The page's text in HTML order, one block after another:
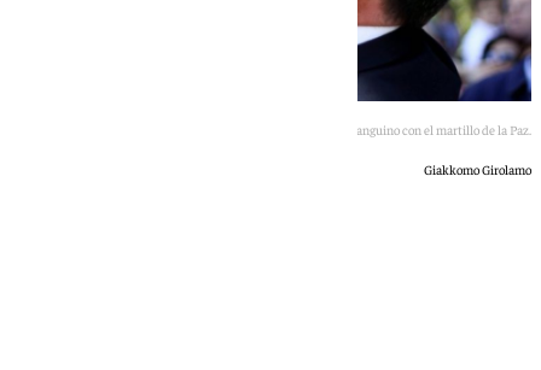
Una imagen de archivo de Sanguino con el martillo de la Paz.
Giakkomo Girolamo